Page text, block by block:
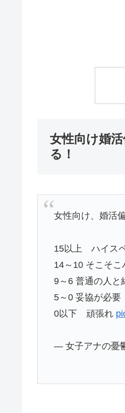
女性向け婚
る！
女性向け、婚活
15以上 ハイス
14～10 そこそ
9～6 普通の人と
5～0 妥協が必要
0以下 頑張れ
— 女子アナの憂